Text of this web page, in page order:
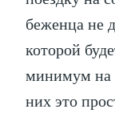
беженца не
которой
минимум на
них это